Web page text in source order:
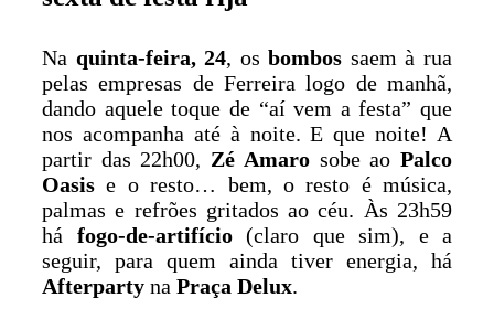
Na quinta-feira, 24, osbombos saem à rua
pelas empresas de Ferreira logo de manhã,
dando aquele toque de “aí vem a festa” que
nos acompanha até à noite. E que noite! A
partir das 22h00, Zé Amarosobe aoPalco
Oasis e o resto… bem, o resto é música,
palmas e refrões gritados ao céu. Às 23h59
há fogo-de-artifício(claro que sim), e a
seguir, para quem ainda tiver energia, há
Afterparty na Praça Delux.